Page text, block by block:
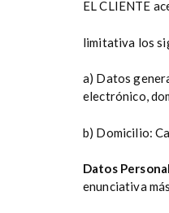
EL CLIENTE
limitativa los
a) Datos
electrónico,
b) Domicilio:
Datos
enunciativa